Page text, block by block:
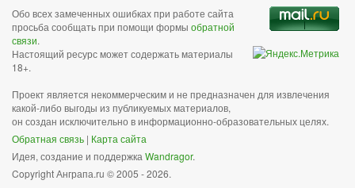
Обо всех замеченных ошибках при работе сайта
просьба сообщать при помощи формы обратной
связи.
Настоящий ресурс может содержать материалы
18+.
Проект является некоммерческим и не предназначен для извлечения
какой-либо выгоды из публикуемых материалов,
он создан исключительно в информационно-образовательных целях.
Обратная связь | Карта сайта
Идея, создание и поддержка Wandragor.
Copyright Анграпа.ru © 2005 - 2026.